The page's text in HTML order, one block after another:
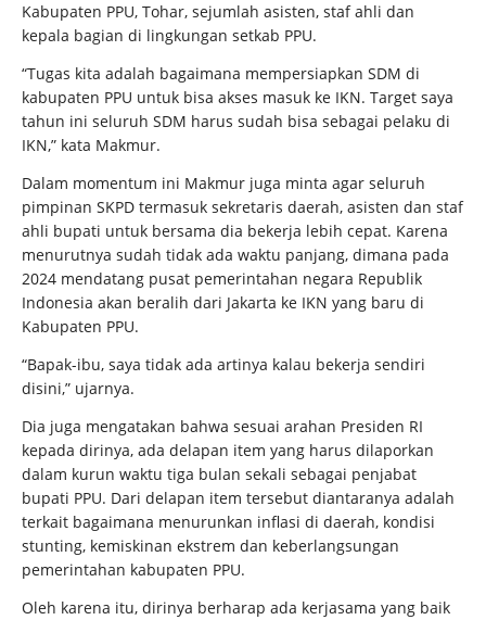
Kabupaten PPU, Tohar, sejumlah asisten, staf ahli dan
kepala bagian di lingkungan setkab PPU.
“Tugas kita adalah bagaimana mempersiapkan SDM di
kabupaten PPU untuk bisa akses masuk ke IKN. Target saya
tahun ini seluruh SDM harus sudah bisa sebagai pelaku di
IKN,” kata Makmur.
Dalam momentum ini Makmur juga minta agar seluruh
pimpinan SKPD termasuk sekretaris daerah, asisten dan staf
ahli bupati untuk bersama dia bekerja lebih cepat. Karena
menurutnya sudah tidak ada waktu panjang, dimana pada
2024 mendatang pusat pemerintahan negara Republik
Indonesia akan beralih dari Jakarta ke IKN yang baru di
Kabupaten PPU.
“Bapak-ibu, saya tidak ada artinya kalau bekerja sendiri
disini,” ujarnya.
Dia juga mengatakan bahwa sesuai arahan Presiden RI
kepada dirinya, ada delapan item yang harus dilaporkan
dalam kurun waktu tiga bulan sekali sebagai penjabat
bupati PPU. Dari delapan item tersebut diantaranya adalah
terkait bagaimana menurunkan inflasi di daerah, kondisi
stunting, kemiskinan ekstrem dan keberlangsungan
pemerintahan kabupaten PPU.
Oleh karena itu, dirinya berharap ada kerjasama yang baik